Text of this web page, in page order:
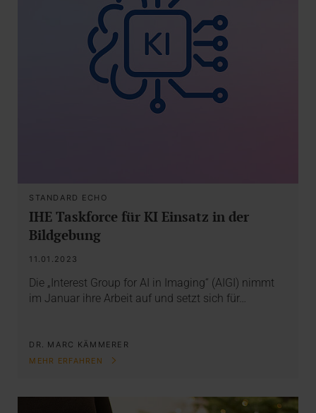
STANDARD ECHO
IHE Taskforce für KI Einsatz in der
Bildgebung
11.01.2023
Die „Interest Group for AI in Imaging“ (AIGI) nimmt
im Januar ihre Arbeit auf und setzt sich für…
DR. MARC KÄMMERER
MEHR ERFAHREN